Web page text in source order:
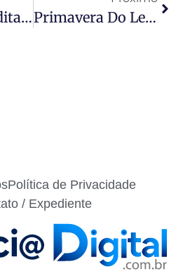
Iniciativa Inédita Do Prefeito Abilio Vai Levar Telão À Rua Mais Bonita Da Copa Do Mundo Primavera Do Leste Amplia Oferta De Trabalho E Sine Disponibiliza 302 Vagas De Emprego
Política de Privacidade
/ Expediente